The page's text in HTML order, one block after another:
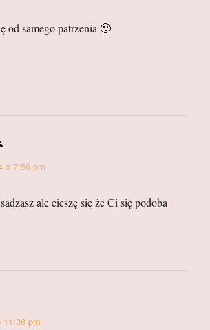
od samego patrzenia 🙂
o 7:56 pm
ale cieszę się że Ci się podoba
11:38 pm